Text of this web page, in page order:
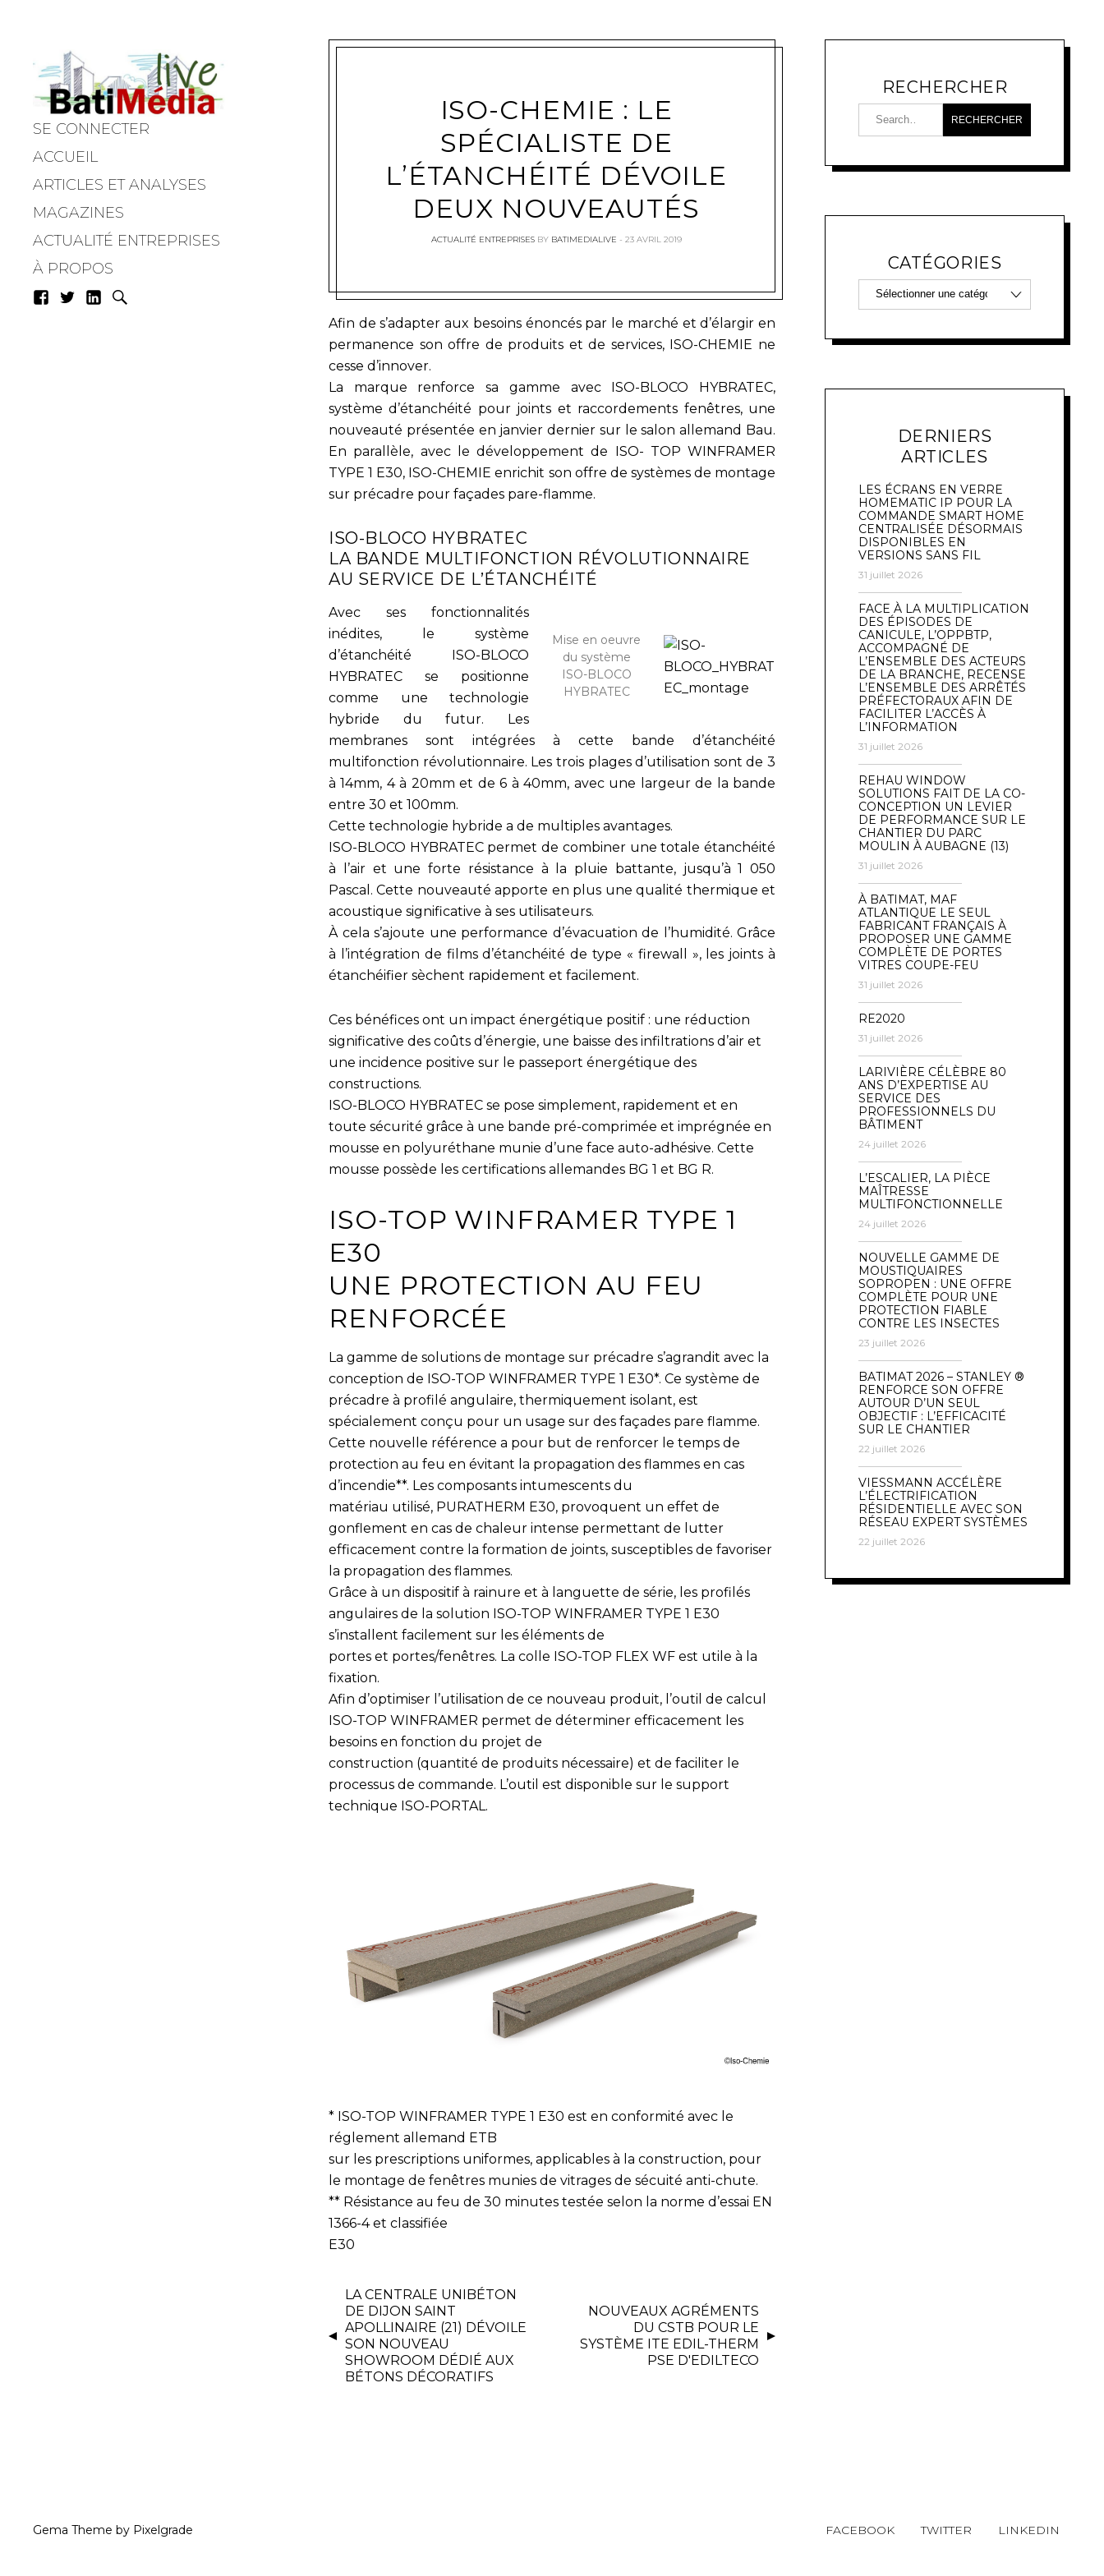
Batimedialive
SE CONNECTER
ACCUEIL
ARTICLES ET ANALYSES
MAGAZINES
ACTUALITÉ ENTREPRISES
À PROPOS
ISO-CHEMIE : LE
SPÉCIALISTE DE
L’ÉTANCHÉITÉ DÉVOILE
DEUX NOUVEAUTÉS
ACTUALITÉ ENTREPRISES BY BATIMEDIALIVE 23 AVRIL 2019
Afin de s’adapter aux besoins énoncés par le marché et d’élargir en
permanence son offre de produits et de services, ISO-CHEMIE ne
cesse d’innover.
La marque renforce sa gamme avec ISO-BLOCO HYBRATEC,
système d’étanchéité pour joints et raccordements fenêtres, une
nouveauté présentée en janvier dernier sur le salon allemand Bau.
En parallèle, avec le développement de ISO- TOP WINFRAMER
TYPE 1 E30, ISO-CHEMIE enrichit son offre de systèmes de montage
sur précadre pour façades pare-flamme.
ISO-BLOCO HYBRATEC
LA BANDE MULTIFONCTION RÉVOLUTIONNAIRE
AU SERVICE DE L’ÉTANCHÉITÉ
Mise en oeuvre
du système
ISO-BLOCO
HYBRATEC
Avec ses fonctionnalités
inédites, le système
d’étanchéité ISO-BLOCO
HYBRATEC se positionne
comme une technologie
hybride du futur. Les
membranes sont intégrées à cette bande d’étanchéité
multifonction révolutionnaire. Les trois plages d’utilisation sont de 3
à 14mm, 4 à 20mm et de 6 à 40mm, avec une largeur de la bande
entre 30 et 100mm.
Cette technologie hybride a de multiples avantages.
ISO-BLOCO HYBRATEC permet de combiner une totale étanchéité
à l’air et une forte résistance à la pluie battante, jusqu’à 1 050
Pascal. Cette nouveauté apporte en plus une qualité thermique et
acoustique significative à ses utilisateurs.
À cela s’ajoute une performance d’évacuation de l’humidité. Grâce
à l’intégration de films d’étanchéité de type « firewall », les joints à
étanchéifier sèchent rapidement et facilement.
Ces bénéfices ont un impact énergétique positif : une réduction
significative des coûts d’énergie, une baisse des infiltrations d’air et
une incidence positive sur le passeport énergétique des
constructions.
ISO-BLOCO HYBRATEC se pose simplement, rapidement et en
toute sécurité grâce à une bande pré-comprimée et imprégnée en
mousse en polyuréthane munie d’une face auto-adhésive. Cette
mousse possède les certifications allemandes BG 1 et BG R.
ISO-TOP WINFRAMER TYPE 1
E30
UNE PROTECTION AU FEU
RENFORCÉE
La gamme de solutions de montage sur précadre s’agrandit avec la
conception de ISO-TOP WINFRAMER TYPE 1 E30*. Ce système de
précadre à profilé angulaire, thermiquement isolant, est
spécialement conçu pour un usage sur des façades pare flamme.
Cette nouvelle référence a pour but de renforcer le temps de
protection au feu en évitant la propagation des flammes en cas
d’incendie**. Les composants intumescents du
matériau utilisé, PURATHERM E30, provoquent un effet de
gonflement en cas de chaleur intense permettant de lutter
efficacement contre la formation de joints, susceptibles de favoriser
la propagation des flammes.
Grâce à un dispositif à rainure et à languette de série, les profilés
angulaires de la solution ISO-TOP WINFRAMER TYPE 1 E30
s’installent facilement sur les éléments de
portes et portes/fenêtres. La colle ISO-TOP FLEX WF est utile à la
fixation.
Afin d’optimiser l’utilisation de ce nouveau produit, l’outil de calcul
ISO-TOP WINFRAMER permet de déterminer efficacement les
besoins en fonction du projet de
construction (quantité de produits nécessaire) et de faciliter le
processus de commande. L’outil est disponible sur le support
technique ISO-PORTAL.
* ISO-TOP WINFRAMER TYPE 1 E30 est en conformité avec le
réglement allemand ETB
sur les prescriptions uniformes, applicables à la construction, pour
le montage de fenêtres munies de vitrages de sécuité anti-chute.
** Résistance au feu de 30 minutes testée selon la norme d’essai EN
1366-4 et classifiée
E30
LA CENTRALE UNIBÉTON
DE DIJON SAINT
APOLLINAIRE (21) DÉVOILE
SON NOUVEAU
SHOWROOM DÉDIÉ AUX
BÉTONS DÉCORATIFS
NOUVEAUX AGRÉMENTS
DU CSTB POUR LE
SYSTÈME ITE EDIL-THERM
PSE D'EDILTECO
RECHERCHER
CATÉGORIES
DERNIERS
ARTICLES
LES ÉCRANS EN VERRE
HOMEMATIC IP POUR LA
COMMANDE SMART HOME
CENTRALISÉE DÉSORMAIS
DISPONIBLES EN
VERSIONS SANS FIL
31 juillet 2026
FACE À LA MULTIPLICATION
DES ÉPISODES DE
CANICULE, L’OPPBTP,
ACCOMPAGNÉ DE
L’ENSEMBLE DES ACTEURS
DE LA BRANCHE, RECENSE
L’ENSEMBLE DES ARRÊTÉS
PRÉFECTORAUX AFIN DE
FACILITER L’ACCÈS À
L’INFORMATION
31 juillet 2026
REHAU WINDOW
SOLUTIONS FAIT DE LA CO-
CONCEPTION UN LEVIER
DE PERFORMANCE SUR LE
CHANTIER DU PARC
MOULIN À AUBAGNE (13)
31 juillet 2026
À BATIMAT, MAF
ATLANTIQUE LE SEUL
FABRICANT FRANÇAIS À
PROPOSER UNE GAMME
COMPLÈTE DE PORTES
VITRES COUPE-FEU
31 juillet 2026
RE2020
31 juillet 2026
LARIVIÈRE CÉLÈBRE 80
ANS D’EXPERTISE AU
SERVICE DES
PROFESSIONNELS DU
BÂTIMENT
24 juillet 2026
L’ESCALIER, LA PIÈCE
MAÎTRESSE
MULTIFONCTIONNELLE
24 juillet 2026
NOUVELLE GAMME DE
MOUSTIQUAIRES
SOPROPEN : UNE OFFRE
COMPLÈTE POUR UNE
PROTECTION FIABLE
CONTRE LES INSECTES
23 juillet 2026
BATIMAT 2026 – STANLEY ®
RENFORCE SON OFFRE
AUTOUR D’UN SEUL
OBJECTIF : L’EFFICACITÉ
SUR LE CHANTIER
22 juillet 2026
VIESSMANN ACCÉLÈRE
L’ÉLECTRIFICATION
RÉSIDENTIELLE AVEC SON
RÉSEAU EXPERT SYSTÈMES
22 juillet 2026
Gema Theme by Pixelgrade FACEBOOK TWITTER LINKEDIN